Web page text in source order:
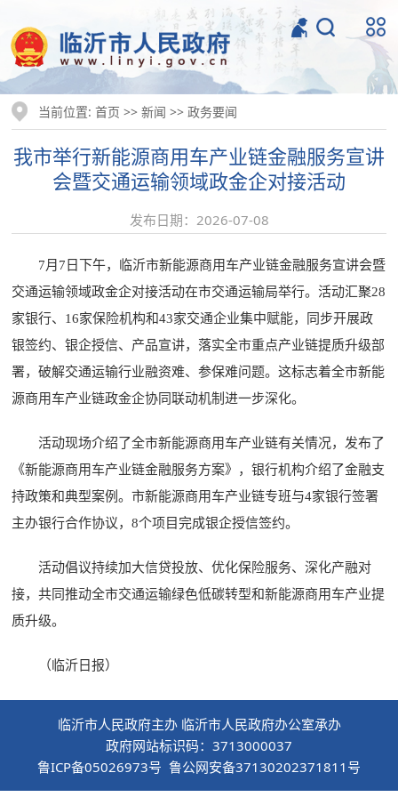
当前位置:首页 >>新闻 >>政务要闻
我市举行新能源商用车产业链金融服务宣讲
会暨交通运输领域政金企对接活动
发布日期：2026-07-08
7月7日下午，临沂市新能源商用车产业链金融服务宣讲会暨
交通运输领域政金企对接活动在市交通运输局举行。活动汇聚28
家银行、16家保险机构和43家交通企业集中赋能，同步开展政
银签约、银企授信、产品宣讲，落实全市重点产业链提质升级部
署，破解交通运输行业融资难、参保难问题。这标志着全市新能
源商用车产业链政金企协同联动机制进一步深化。
活动现场介绍了全市新能源商用车产业链有关情况，发布了
《新能源商用车产业链金融服务方案》，银行机构介绍了金融支
持政策和典型案例。市新能源商用车产业链专班与4家银行签署
主办银行合作协议，8个项目完成银企授信签约。
活动倡议持续加大信贷投放、优化保险服务、深化产融对
接，共同推动全市交通运输绿色低碳转型和新能源商用车产业提
质升级。
（临沂日报）
临沂市人民政府主办 临沂市人民政府办公室承办
政府网站标识码：3713000037
鲁ICP备05026973号 鲁公网安备37130202371811号